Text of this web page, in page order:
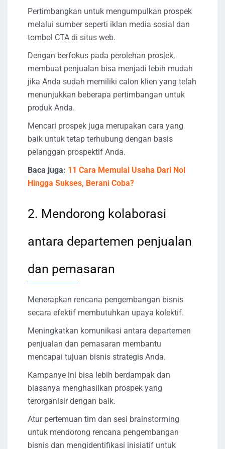
Pertimbangkan untuk mengumpulkan prospek
melalui sumber seperti iklan media sosial dan
tombol CTA di situs web.
Dengan berfokus pada perolehan pros[ek,
membuat penjualan bisa menjadi lebih mudah
jika Anda sudah memiliki calon klien yang telah
menunjukkan beberapa pertimbangan untuk
produk Anda.
Mencari prospek juga merupakan cara yang
baik untuk tetap terhubung dengan basis
pelanggan prospektif Anda.
Baca juga: 11 Cara Memulai Usaha Dari Nol
Hingga Sukses, Berani Coba?
2. Mendorong kolaborasi
antara departemen penjualan
dan pemasaran
Menerapkan rencana pengembangan bisnis
secara efektif membutuhkan upaya kolektif.
Meningkatkan komunikasi antara departemen
penjualan dan pemasaran membantu
mencapai tujuan bisnis strategis Anda.
Kampanye ini bisa lebih berdampak dan
biasanya menghasilkan prospek yang
terorganisir dengan baik.
Atur pertemuan tim dan sesi brainstorming
untuk mendorong rencana pengembangan
bisnis dan mengidentifikasi inisiatif untuk